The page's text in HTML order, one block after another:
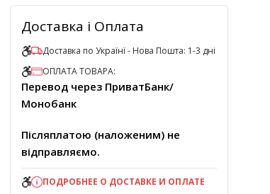
Доставка і Оплата
Доставка по Українї - Нова Пошта: 1-3 дні
ОПЛАТА ТОВАРА:
Перевод через ПриватБанк/
Монобанк
Післяплатою (наложеним) не
відправляємо.
ПОДРОБНЕЕ О ДОСТАВКЕ И ОПЛАТЕ